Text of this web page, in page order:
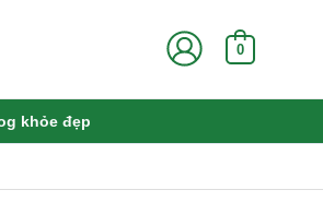
0
khỏe đẹp